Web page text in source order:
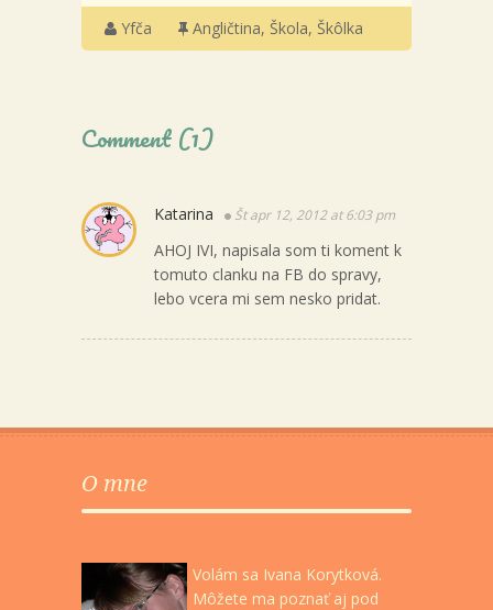
Yfča Angličtina, Škola, Škôlka
Comment (1)
Katarina Št apr 12, 2012 at 6:03 pm
AHOJ IVI, napisala som ti koment k
tomuto clanku na FB do spravy,
lebo vcera mi sem nesko pridat.
O mne
Volám sa Ivana Korytková.
Môžete ma poznať aj pod